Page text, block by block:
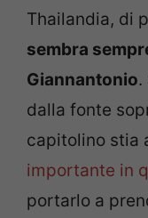
Thailandia, di
sembra
Giannantonio.
dalla fonte
capitolino stia
importante in
portarlo a